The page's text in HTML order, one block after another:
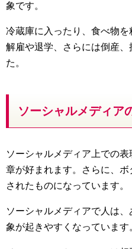
象です。
冷蔵庫に入ったり、食べ物を
解雇や退学、さらには倒産
た。
ソーシャルメディア
ソーシャルメディア上での
章が好まれます。さらに、
されたものになっています。
ソーシャルメディアで人は
象が起きやすくなっています